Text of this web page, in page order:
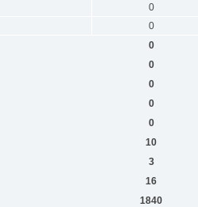
0
0
0
0
0
0
0
10
3
16
1840